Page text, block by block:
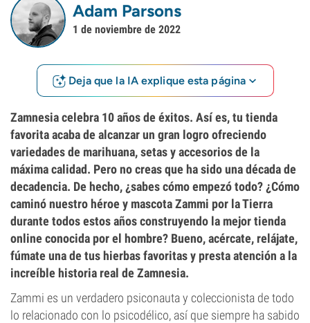
Adam Parsons
1 de noviembre de 2022
Deja que la IA explique esta página
Zamnesia celebra 10 años de éxitos. Así es, tu tienda
favorita acaba de alcanzar un gran logro ofreciendo
variedades de marihuana, setas y accesorios de la
máxima calidad. Pero no creas que ha sido una década de
decadencia. De hecho, ¿sabes cómo empezó todo? ¿Cómo
caminó nuestro héroe y mascota Zammi por la Tierra
durante todos estos años construyendo la mejor tienda
online conocida por el hombre? Bueno, acércate, relájate,
fúmate una de tus hierbas favoritas y presta atención a la
increíble historia real de Zamnesia.
Zammi es un verdadero psiconauta y coleccionista de todo
lo relacionado con lo psicodélico, así que siempre ha sabido